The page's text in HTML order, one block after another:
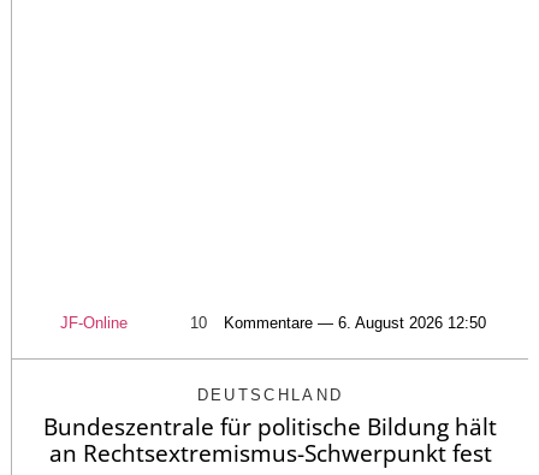
JF-Online 10 Kommentare — 6. August 2026 12:50
DEUTSCHLAND
Bundeszentrale für politische Bildung hält
an Rechtsextremismus-Schwerpunkt fest